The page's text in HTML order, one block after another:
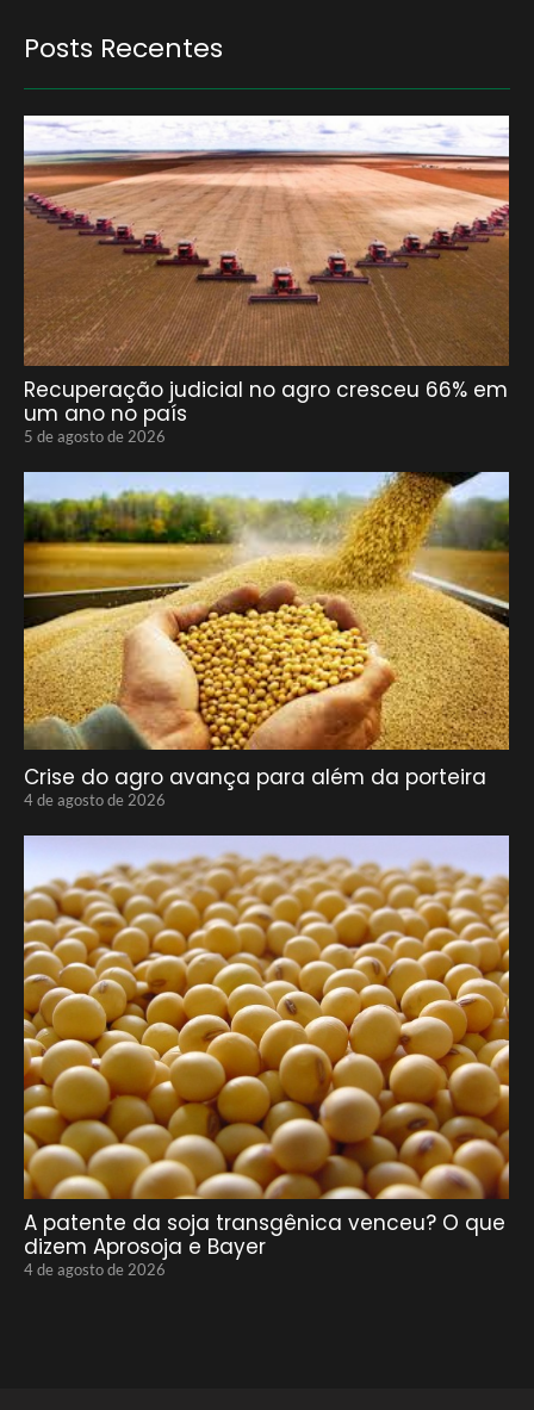
Posts Recentes
Recuperação judicial no agro cresceu 66% em
um ano no país
5 de agosto de 2026
Crise do agro avança para além da porteira
4 de agosto de 2026
A patente da soja transgênica venceu? O que
dizem Aprosoja e Bayer
4 de agosto de 2026